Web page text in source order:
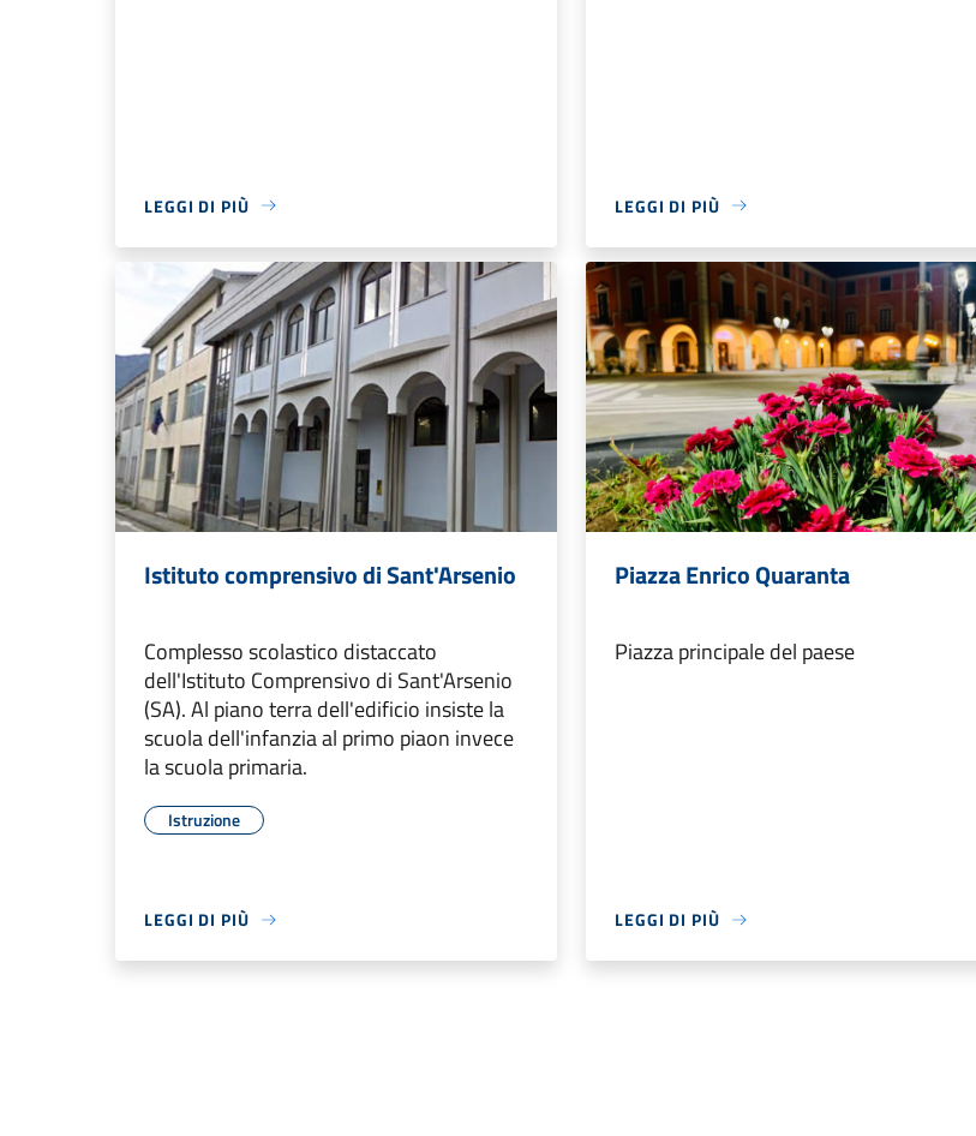
LEGGI DI PIÙ LEGGI DI PIÙ
Istituto comprensivo di Sant'Arsenio
Complesso scolastico distaccato
dell'Istituto Comprensivo di Sant'Arsenio
(SA). Al piano terra dell'edificio insiste la
scuola dell'infanzia al primo piaon invece
la scuola primaria.
Istruzione
LEGGI DI PIÙ
Piazza Enrico Quaranta
Piazza principale del paese
LEGGI DI PIÙ